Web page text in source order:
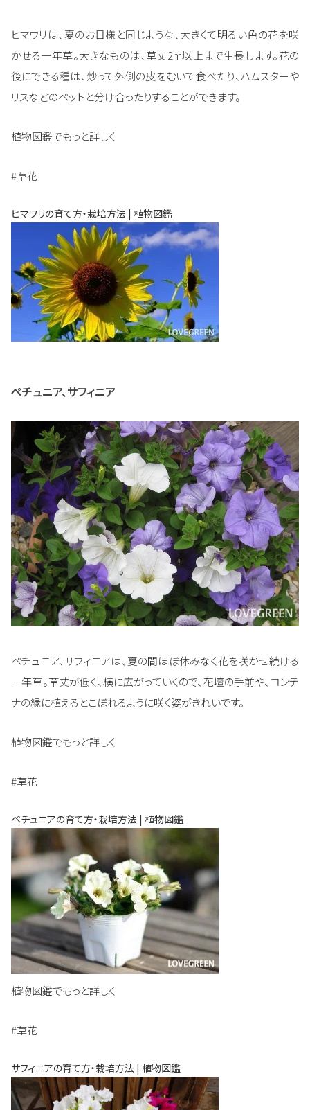
ヒマワリは、夏のお日様と同じような、大きくて明るい色の花を咲
かせる一年草。大きなものは、草丈2m以上まで生長します。花の
後にできる種は、炒って外側の皮をむいて食べたり、ハムスターや
リスなどのペットと分け合ったりすることができます。
植物図鑑でもっと詳しく
#草花
ヒマワリの育て方・栽培方法 | 植物図鑑
ペチュニア、サフィニア
ペチュニア、サフィニアは、夏の間ほぼ休みなく花を咲かせ続ける
一年草。草丈が低く、横に広がっていくので、花壇の手前や、コンテ
ナの縁に植えるとこぼれるように咲く姿がきれいです。
植物図鑑でもっと詳しく
#草花
ペチュニアの育て方・栽培方法 | 植物図鑑
植物図鑑でもっと詳しく
#草花
サフィニアの育て方・栽培方法 | 植物図鑑